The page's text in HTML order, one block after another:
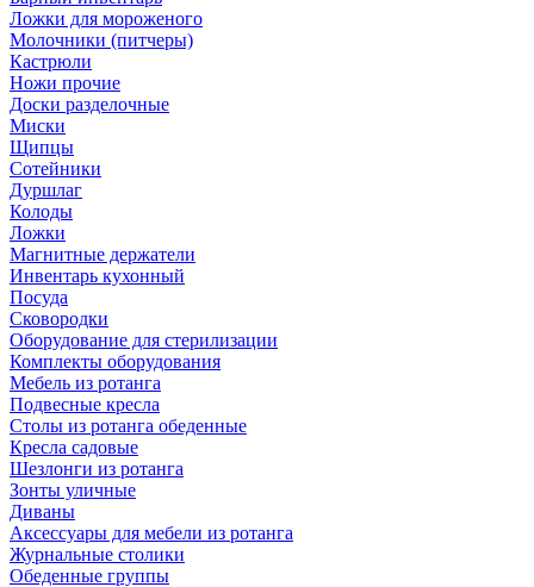
Ложки для мороженого
Молочники (питчеры)
Кастрюли
Ножи прочие
Доски разделочные
Миски
Щипцы
Сотейники
Дуршлаг
Колоды
Ложки
Магнитные держатели
Инвентарь кухонный
Посуда
Сковородки
Оборудование для стерилизации
Комплекты оборудования
Мебель из ротанга
Подвесные кресла
Столы из ротанга обеденные
Кресла садовые
Шезлонги из ротанга
Зонты уличные
Диваны
Аксессуары для мебели из ротанга
Журнальные столики
Обеденные группы